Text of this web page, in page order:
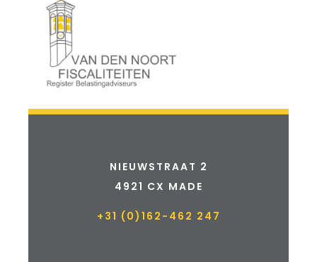
NIEUWSTRAAT 2
4921 CX MADE
+31 (0)162-462 247